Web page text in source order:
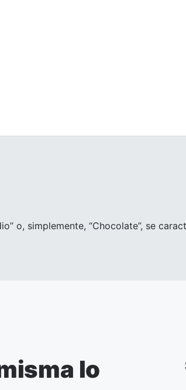
o, simplemente, “Chocolate”, se
lo